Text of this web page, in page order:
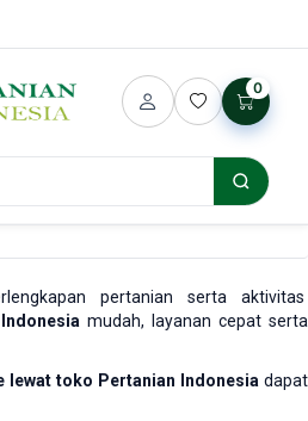
0
pertanian serta aktivitas
mudah, layanan cepat serta
lewat toko Pertanian Indonesia dapat